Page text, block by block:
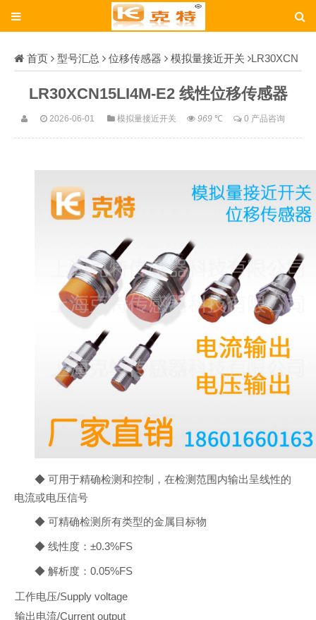
首页 型号汇总 位移传感器 模拟量接近开关 LR30XCN
LR30XCN15LI4M-E2 线性位移传感器
2026-06-01 模拟量接近开关 969℃ 0 产品咨询
◆ 可用于精确检测和控制，在检测范围内输出呈线性的
电流或电压信号
◆ 可精确检测所有类型的金属目标物
◆ 线性度：±0.3%FS
◆ 解析度：0.05%FS
工作电压/Supply voltage
输出电流/Current output